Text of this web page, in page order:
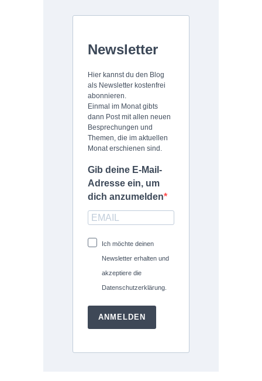
Newsletter
Hier kannst du den Blog
als Newsletter kostenfrei
abonnieren.
Einmal im Monat gibts
dann Post mit allen neuen
Besprechungen und
Themen, die im aktuellen
Monat erschienen sind.
Gib deine E-Mail-
Adresse ein, um
dich anzumelden
Ich möchte deinen
Newsletter erhalten und
akzeptiere die
Datenschutzerklärung.
ANMELDEN